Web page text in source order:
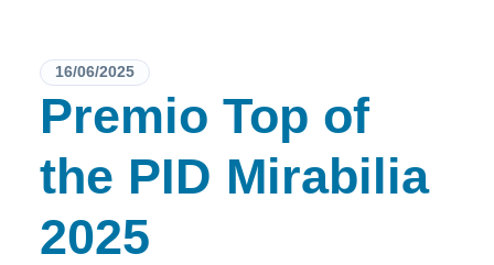
Premio Top of
the PID Mirabilia
2025
16/06/2025